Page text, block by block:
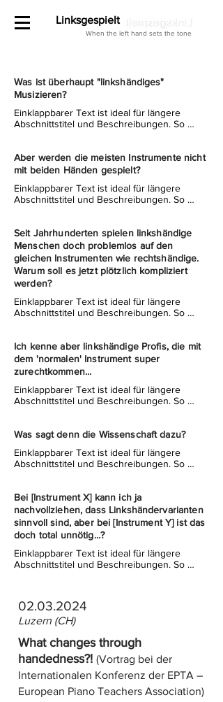
Linksgespielt
When the left hand sets the tone
Was ist überhaupt "linkshändiges"
Musizieren?
Einklappbarer Text ist ideal für längere
Abschnittstitel und Beschreibungen. So
übersichtlich bleibt. Verlinke deinen Text
beliebig oder richte ein Textfeld ein, das sich
Aber werden die meisten Instrumente nicht
mit beiden Händen gespielt?
Einklappbarer Text ist ideal für längere
Abschnittstitel und Beschreibungen. So
übersichtlich bleibt. Verlinke deinen Text
beliebig oder richte ein Textfeld ein, das sich
per Klick vergrößert. Text hier eingeben ...
Seit Jahrhunderten spielen linkshändige
Menschen doch problemlos auf den
gleichen Instrumenten wie rechtshändige.
Warum soll es jetzt plötzlich kompliziert
werden?
Einklappbarer Text ist ideal für längere
Abschnittstitel und Beschreibungen. So
übersichtlich bleibt. Verlinke deinen Text
beliebig oder richte ein Textfeld ein, das sich
per Klick vergrößert. Text hier eingeben ...
Ich kenne aber linkshändige Profis, die mit
dem 'normalen' Instrument super
zurechtkommen...
Einklappbarer Text ist ideal für längere
Abschnittstitel und Beschreibungen. So
übersichtlich bleibt. Verlinke deinen Text
per Klick vergrößert. Text hier eingeben ...
Was sagt denn die Wissenschaft dazu?
Einklappbarer Text ist ideal für längere
Abschnittstitel und Beschreibungen. So
übersichtlich bleibt. Verlinke deinen Text
beliebig oder richte ein Textfeld ein, das sich
per Klick vergrößert. Text hier eingeben ...
Bei [Instrument X] kann ich ja
nachvollziehen, dass Linkshändervarianten
sinnvoll sind, aber bei [Instrument Y] ist das
doch total unnötig...?
Einklappbarer Text ist ideal für längere
Abschnittstitel und Beschreibungen. So
beliebig oder richte ein Textfeld ein, das sich
per Klick vergrößert. Text hier eingeben ...
02.03.2024
Luzern (CH)
What changes through
handedness?! (Vortrag bei der
Internationalen Konferenz der EPTA –
European Piano Teachers Association)